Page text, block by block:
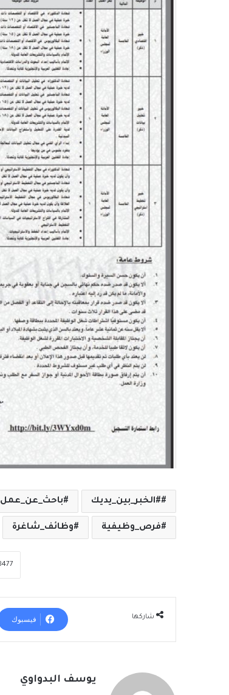
#الخبر_بين_يديك باحث_عن_عمل
فرص_وظيفية وظائف_شاغرة
شاركها فيسبوك
يوسف البدواوي